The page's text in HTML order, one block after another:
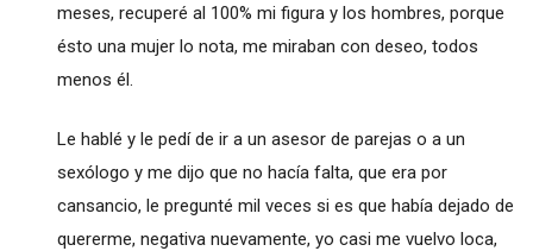
meses, recuperé al 100% mi figura y los hombres, porque
ésto una mujer lo nota, me miraban con deseo, todos
menos él.
Le hablé y le pedí de ir a un asesor de parejas o a un
sexólogo y me dijo que no hacía falta, que era por
cansancio, le pregunté mil veces si es que había dejado de
quererme, negativa nuevamente, yo casi me vuelvo loca,